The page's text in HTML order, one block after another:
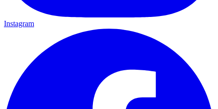
Instagram